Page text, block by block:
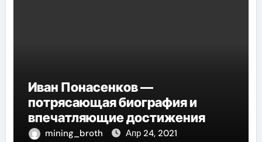
Иван Понасенков —
потрясающая биография и
впечатляющие достижения
mining_broth Апр 24, 2021